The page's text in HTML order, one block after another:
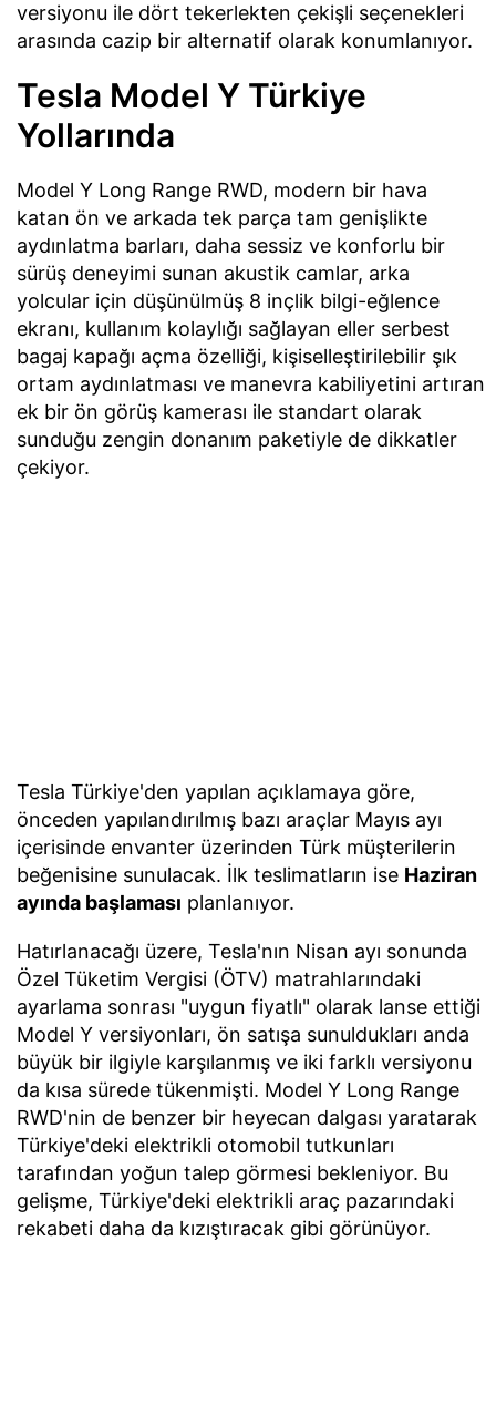
versiyonu ile dört tekerlekten çekişli seçenekleri
arasında cazip bir alternatif olarak konumlanıyor.
Tesla Model Y Türkiye
Yollarında
Model Y Long Range RWD, modern bir hava
katan ön ve arkada tek parça tam genişlikte
aydınlatma barları, daha sessiz ve konforlu bir
sürüş deneyimi sunan akustik camlar, arka
yolcular için düşünülmüş 8 inçlik bilgi-eğlence
ekranı, kullanım kolaylığı sağlayan eller serbest
bagaj kapağı açma özelliği, kişiselleştirilebilir şık
ortam aydınlatması ve manevra kabiliyetini artıran
ek bir ön görüş kamerası ile standart olarak
sunduğu zengin donanım paketiyle de dikkatler
çekiyor.
Tesla Türkiye'den yapılan açıklamaya göre,
önceden yapılandırılmış bazı araçlar Mayıs ayı
içerisinde envanter üzerinden Türk müşterilerin
beğenisine sunulacak. İlk teslimatların ise Haziran
ayında başlaması planlanıyor.
Hatırlanacağı üzere, Tesla'nın Nisan ayı sonunda
Özel Tüketim Vergisi (ÖTV) matrahlarındaki
ayarlama sonrası "uygun fiyatlı" olarak lanse ettiği
Model Y versiyonları, ön satışa sunuldukları anda
büyük bir ilgiyle karşılanmış ve iki farklı versiyonu
da kısa sürede tükenmişti. Model Y Long Range
RWD'nin de benzer bir heyecan dalgası yaratarak
Türkiye'deki elektrikli otomobil tutkunları
tarafından yoğun talep görmesi bekleniyor. Bu
gelişme, Türkiye'deki elektrikli araç pazarındaki
rekabeti daha da kızıştıracak gibi görünüyor.